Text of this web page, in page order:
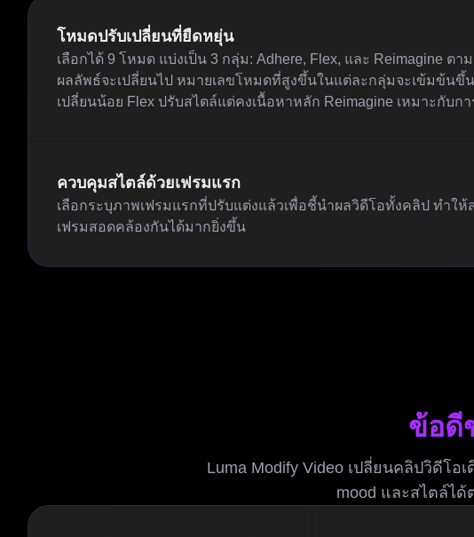
โหมดปรับเปลี่ยนที่ยืดหยุ่น
เลือกได้ 9 โหมด แบ่งเป็น 3 กลุ่ม: Adhere, Flex, และ Reimagine ต
ผลลัพธ์จะเปลี่ยนไป หมายเลขโหมดที่สูงขึ้นในแต่ละกลุ่มจะเข้มข้นขึ้น
เปลี่ยนน้อย Flex ปรับสไตล์แต่คงเนื้อหาหลัก Reimagine เหมาะกับก
ควบคุมสไตล์ด้วยเฟรมแรก
เลือกระบุภาพเฟรมแรกที่ปรับแต่งแล้วเพื่อชี้นำผลวิดีโอทั้งคลิป ทำให้
เฟรมสอดคล้องกันได้มากยิ่งขึ้น
ข้อดี
Luma Modify Video เปลี่ยนคลิปวิดีโ
mood และสไตล์ไ